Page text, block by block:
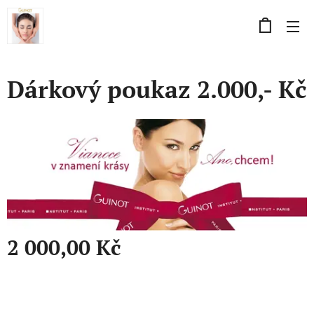
Dárkový poukaz 2.000,- Kč
2 000,00 Kč